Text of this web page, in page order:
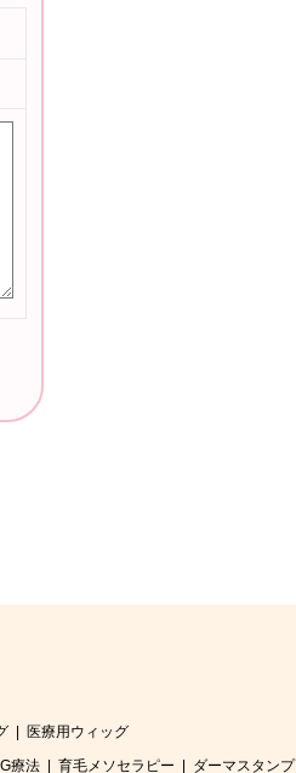
医療用ウィッグ
療法
育毛メソセラピー ダーマスタンプ